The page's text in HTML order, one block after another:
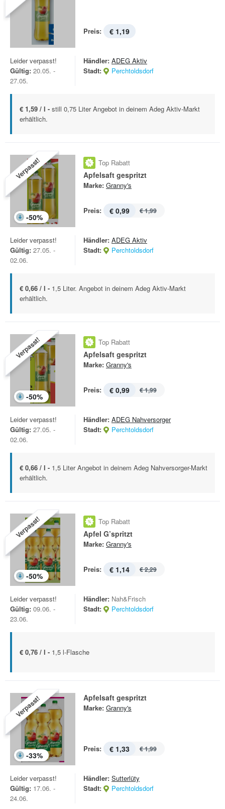
Preis: € 1,19
Leider verpasst!
Gültig: 20.05. -
27.05.
Händler: ADEG Aktiv
Stadt:
Perchtoldsdorf
€ 1,59 / l - still 0,75 Liter Angebot in deinem Adeg Aktiv-Markt
erhältlich.
Verpasst!
-50%
Top Rabatt
Apfelsaft gespritzt
Marke: Granny's
Preis: € 0,99 € 1,99
Leider verpasst!
Gültig: 27.05. -
02.06.
Händler: ADEG Aktiv
Stadt:
Perchtoldsdorf
€ 0,66 / l - 1,5 Liter. Angebot in deinem Adeg Aktiv-Markt
erhältlich.
Verpasst!
-50%
Top Rabatt
Apfelsaft gespritzt
Marke: Granny's
Preis: € 0,99 € 1,99
Leider verpasst!
Gültig: 27.05. -
02.06.
Händler: ADEG Nahversorger
Stadt:
Perchtoldsdorf
€ 0,66 / l - 1,5 Liter Angebot in deinem Adeg Nahversorger-Markt
erhältlich.
Verpasst!
-50%
Top Rabatt
Apfel G’spritzt
Marke: Granny's
Preis: € 1,14 € 2,29
Leider verpasst!
Gültig: 09.06. -
23.06.
Händler: Nah&Frisch
Stadt:
Perchtoldsdorf
€ 0,76 / l - 1,5 l-Flasche
Verpasst!
-33%
Apfelsaft gespritzt
Marke: Granny's
Preis: € 1,33 € 1,99
Leider verpasst!
Gültig: 17.06. -
24.06.
Händler: Sutterlüty
Stadt:
Perchtoldsdorf